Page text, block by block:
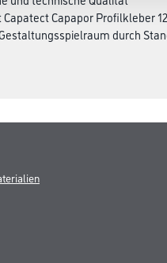
Capapor Profilkleber
durch